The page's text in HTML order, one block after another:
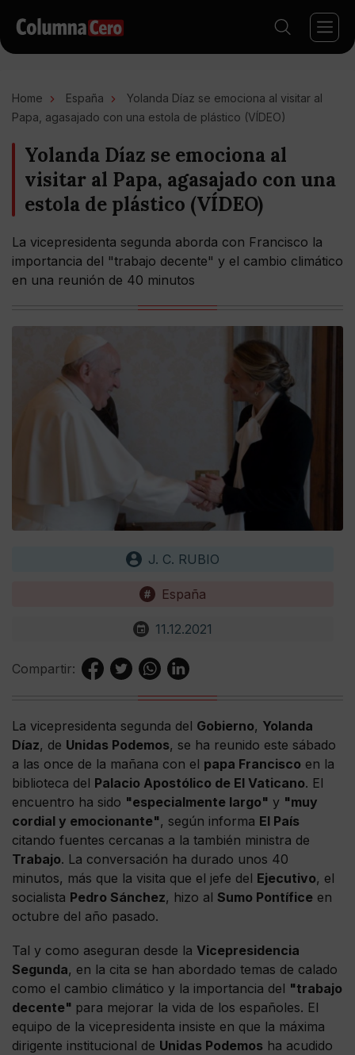
Home España
Yolanda Díaz se emociona al visitar al
Papa, agasajado con una estola de plástico (VÍDEO)
Yolanda Díaz se emociona al
visitar al Papa, agasajado con una
estola de plástico (VÍDEO)
La vicepresidenta segunda aborda con Francisco la
importancia del "trabajo decente" y el cambio climático
en una reunión de 40 minutos
J. C. RUBIO
España
11.12.2021
Compartir:
La vicepresidenta segunda del Gobierno, Yolanda
Díaz, de Unidas Podemos, se ha reunido este sábado
a las once de la mañana con el papa Francisco en la
biblioteca del Palacio Apostólico de El Vaticano. El
encuentro ha sido "especialmente largo" y "muy
cordial y emocionante", según informa El País
citando fuentes cercanas a la también ministra de
Trabajo. La conversación ha durado unos 40
minutos, más que la visita que el jefe del Ejecutivo, el
socialista Pedro Sánchez, hizo al Sumo Pontífice en
octubre del año pasado.
Tal y como aseguran desde la Vicepresidencia
Segunda, en la cita se han abordado temas de calado
como el cambio climático y la importancia del "trabajo
decente" para mejorar la vida de los españoles. El
equipo de la vicepresidenta insiste en que la máxima
dirigente institucional de Unidas Podemos ha acudido